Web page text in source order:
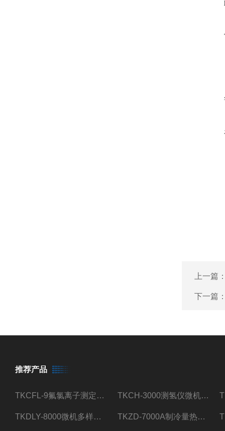
上一篇
下一篇
推荐产品
TKCFL-9氟氯离子测定仪自动煤质检测 TKCH-3000测氢仪微机氢元素测定煤质检测
TKDLY-8000微机多样测硫仪自动定硫仪化验室硫含量测定 TKZD-7000A制冷量热仪自动升降热值仪煤质检测